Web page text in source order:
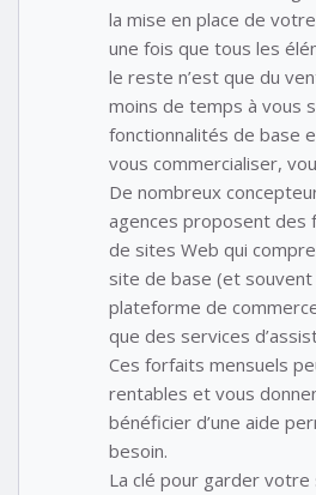
la mise en place de
une fois que tous les
le reste n’est que du
moins de temps à vous
fonctionnalités de base
vous commercialiser,
De nombreux
agences proposent des
de sites Web qui
site de base (et souvent
plateforme de
que des services
Ces forfaits mensuels
rentables et vous
bénéficier d’une aide
besoin.
La clé pour garder